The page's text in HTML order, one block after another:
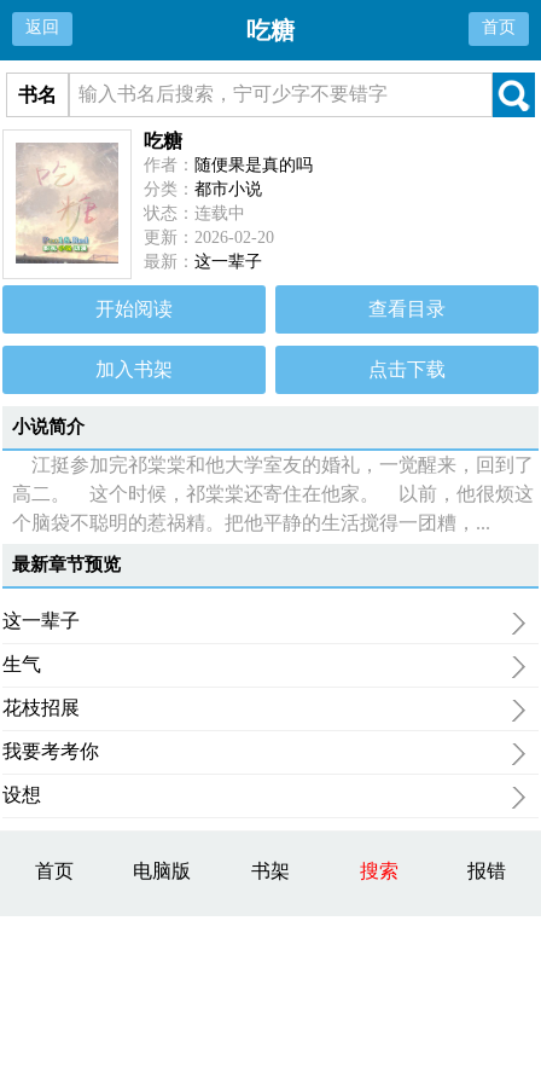
返回 吃糖 首页
书名
吃糖
作者： 随便果是真的吗
分类：都市小说
状态：连载中
更新：2026-02-20
最新：这一辈子
开始阅读 查看目录
加入书架 点击下载
小说简介
江挺参加完祁棠棠和他大学室友的婚礼，一觉醒来，回到了
高二。 这个时候，祁棠棠还寄住在他家。 以前，他很烦这
个脑袋不聪明的惹祸精。把他平静的生活搅得一团糟，...
最新章节预览
这一辈子
生气
花枝招展
我要考考你
设想
首页 电脑版 书架 搜索 报错